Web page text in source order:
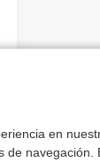
en
de navegación.